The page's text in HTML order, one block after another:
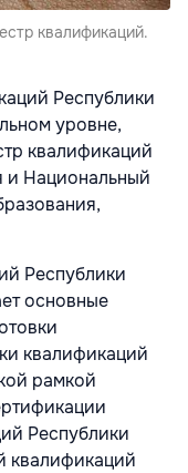
квалификаций.
Республики
уровне,
квалификаций
и Национальный
Республики
основные
квалификаций
рамкой
Республики
квалификаций